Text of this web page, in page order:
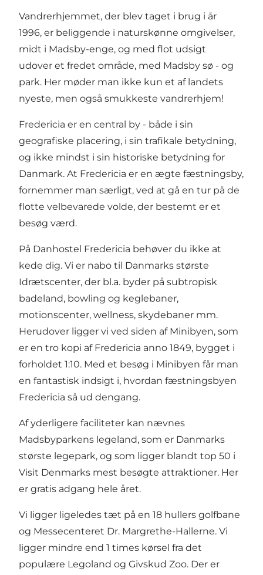
Vandrerhjemmet, der blev taget i brug i år
1996, er beliggende i naturskønne omgivelser,
midt i Madsby-enge, og med flot udsigt
udover et fredet område, med Madsby sø - og
park. Her møder man ikke kun et af landets
nyeste, men også smukkeste vandrerhjem!
Fredericia er en central by - både i sin
geografiske placering, i sin trafikale betydning,
og ikke mindst i sin historiske betydning for
Danmark. At Fredericia er en ægte fæstningsby,
fornemmer man særligt, ved at gå en tur på de
flotte velbevarede volde, der bestemt er et
besøg værd.
På Danhostel Fredericia behøver du ikke at
kede dig. Vi er nabo til Danmarks største
Idrætscenter, der bl.a. byder på subtropisk
badeland, bowling og keglebaner,
motionscenter, wellness, skydebaner mm.
Herudover ligger vi ved siden af Minibyen, som
er en tro kopi af Fredericia anno 1849, bygget i
forholdet 1:10. Med et besøg i Minibyen får man
en fantastisk indsigt i, hvordan fæstningsbyen
Fredericia så ud dengang.
Af yderligere faciliteter kan nævnes
Madsbyparkens legeland, som er Danmarks
største legepark, og som ligger blandt top 50 i
Visit Denmarks mest besøgte attraktioner. Her
er gratis adgang hele året.
Vi ligger ligeledes tæt på en 18 hullers golfbane
og Messecenteret Dr. Margrethe-Hallerne. Vi
ligger mindre end 1 times kørsel fra det
populære Legoland og Givskud Zoo. Der er